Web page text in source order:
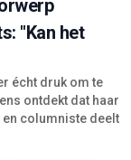
"Kan het
écht druk om te
ontdekt dat haar
columniste deelt